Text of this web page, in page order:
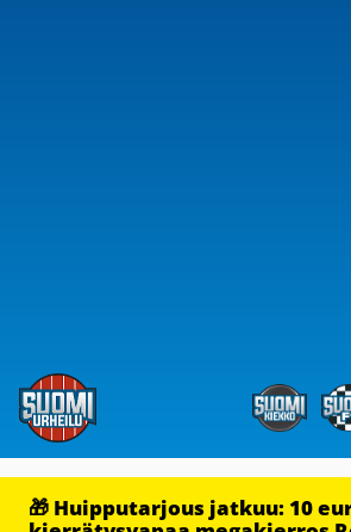
🎁 Huipputarjous jatkuu: 10